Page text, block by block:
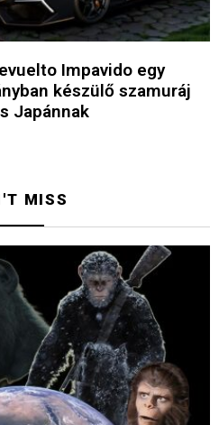
Impavido egy
készülő szamuráj
Japánnak
MISS